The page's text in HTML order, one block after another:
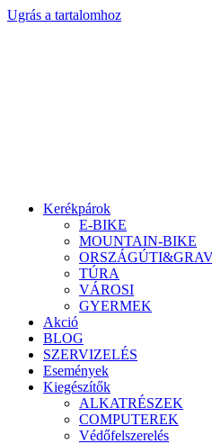
Ugrás a tartalomhoz
Kerékpárok
E-BIKE
MOUNTAIN-BIKE
TÚRA
VÁROSI
GYERMEK
Akció
BLOG
SZERVIZELÉS
Események
Kiegészítők
ALKATRÉSZEK
COMPUTEREK
Védőfelszerelés